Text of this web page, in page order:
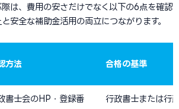
は、費用の安さだけでなく以下の6点を確認
安全な補助金活用の両立につながります。
方法 合格の基準
書士会のHP・登録番
行政書士または行